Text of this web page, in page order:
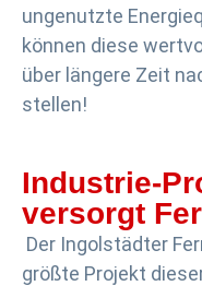
ungenutzte
können diese
über längere Zeit
stellen!
Industrie-
versorgt
Der Ingolstädter
größte Projekt